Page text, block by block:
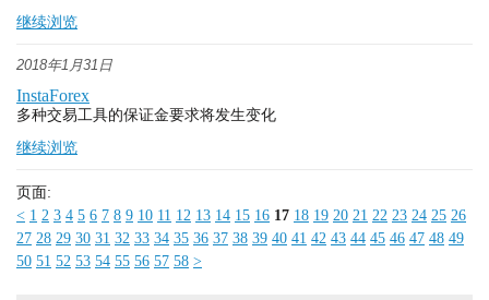
继续浏览
2018年1月31日
InstaForex
多种交易工具的保证金要求将发生变化
继续浏览
页面:
< 1 2 3 4 5 6 7 8 9 10 11 12 13 14 15 16 17 18 19 20 21 22 23 24 25 26
27 28 29 30 31 32 33 34 35 36 37 38 39 40 41 42 43 44 45 46 47 48 49
50 51 52 53 54 55 56 57 58 >